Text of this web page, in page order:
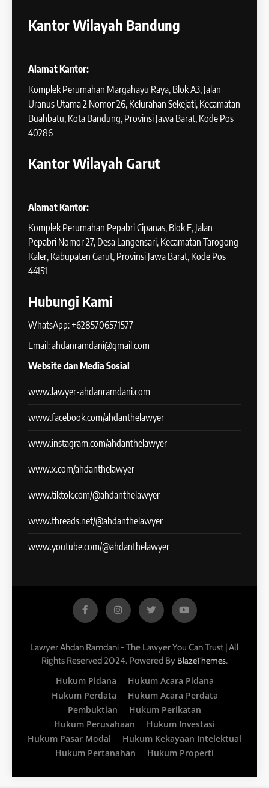
Kantor Wilayah Bandung
Alamat Kantor:
Komplek Perumahan Margahayu Raya, Blok A3, Jalan
Uranus Utama 2 Nomor 26, Kelurahan Sekejati, Kecamatan
Buahbatu, Kota Bandung, Provinsi Jawa Barat, Kode Pos
40286
Kantor Wilayah Garut
Alamat Kantor:
Komplek Perumahan Pepabri Cipanas, Blok E, Jalan
Pepabri Nomor 27, Desa Langensari, Kecamatan Tarogong
Kaler, Kabupaten Garut, Provinsi Jawa Barat, Kode Pos
44151
Hubungi Kami
WhatsApp: +6285706571577
Email: ahdanramdani@gmail.com
Website dan Media Sosial
www.lawyer-ahdanramdani.com
www.facebook.com/ahdanthelawyer
www.instagram.com/ahdanthelawyer
www.x.com/ahdanthelawyer
www.tiktok.com/@ahdanthelawyer
www.threads.net/@ahdanthelawyer
www.youtube.com/@ahdanthelawyer
Lawyer Ahdan Ramdani - The Lawyer You Can Trust | All
Rights Reserved 2024. Powered By BlazeThemes.
Hukum Pidana
Hukum Acara Pidana
Hukum Perdata
Hukum Acara Perdata
Pembuktian
Hukum Perikatan
Hukum Perusahaan
Hukum Investasi
Hukum Pasar Modal
Hukum Kekayaan Intelektual
Hukum Pertanahan
Hukum Properti